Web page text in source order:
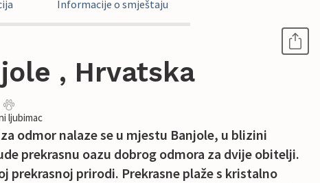
Informacije o smještaju
, Hrvatska
ljubimac
odmor nalaze se u mjestu Banjole, u blizini
prekrasnu oazu dobrog odmora za dvije obitelji.
prekrasnoj prirodi. Prekrasne plaže s kristalno